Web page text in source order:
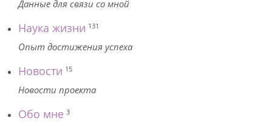
Данные для связи со мной
Наука жизни 131
Опыт достижения успеха
Новости 15
Новости проекта
Обо мне 3